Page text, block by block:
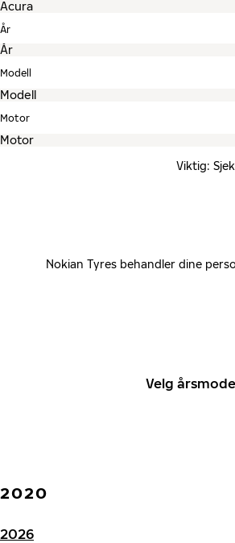
År
Modell
Motor
Viktig:
Nokian Tyres behandler dine
Velg
2020
2026